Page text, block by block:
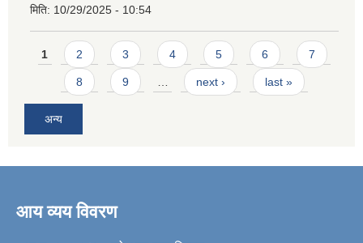
मिति: 10/29/2025 - 10:54
Pages
1 2 3 4 5 6 7
8 9 next › last »
अन्य
आय व्यय विवरण